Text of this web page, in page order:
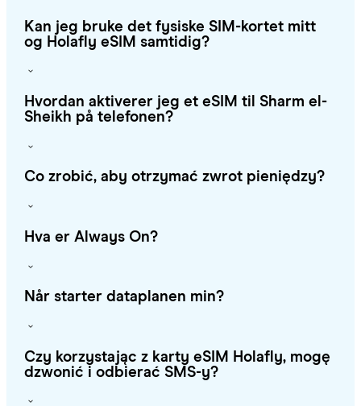
Kan jeg bruke det fysiske SIM-kortet mitt
og Holafly eSIM samtidig?
Hvordan aktiverer jeg et eSIM til Sharm el-
Sheikh på telefonen?
Co zrobić, aby otrzymać zwrot pieniędzy?
Hva er Always On?
Når starter dataplanen min?
Czy korzystając z karty eSIM Holafly, mogę
dzwonić i odbierać SMS-y?